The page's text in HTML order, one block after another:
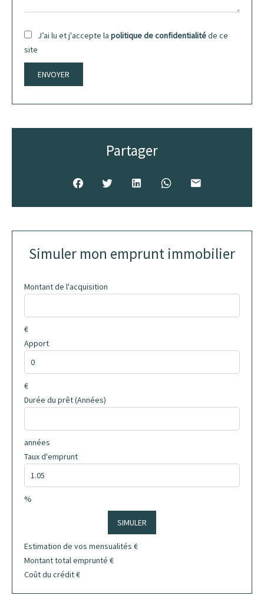
J’ai lu et j'accepte la politique de confidentialitéde ce
site
ENVOYER
Partager
Simuler mon emprunt immobilier
Montant de l'acquisition
€
Apport
€
Durée du prêt (Années)
années
Taux d'emprunt
%
SIMULER
Estimation de vos mensualités €
Montant total emprunté €
Coût du crédit€